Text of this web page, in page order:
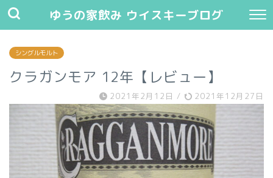
ゆうの家飲み ウイスキーブログ
シングルモルト
クラガンモア 12年【レビュー】
2021年2月12日 / 2021年12月27日